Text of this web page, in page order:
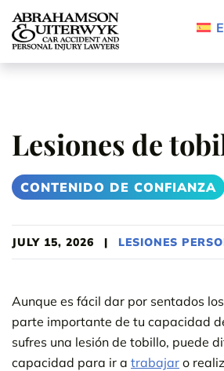
Skip to content
Lesiones de
CONTENIDO DE CONFIANZA
JULY 15, 2026 | LESIONES
Aunque es fácil dar por sentados
parte importante de tu capacidad
sufres una lesión de tobillo, puede
capacidad para ir a trabajar o